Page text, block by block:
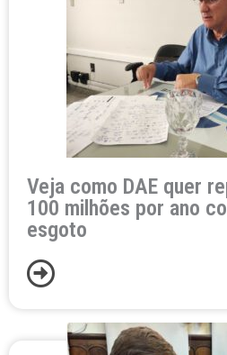
Veja como DAE quer
100 milhões por ano
esgoto